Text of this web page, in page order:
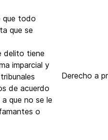
que todo
que se
delito tiene
imparcial y
de acuerdo
que no se le
o
Derecho a